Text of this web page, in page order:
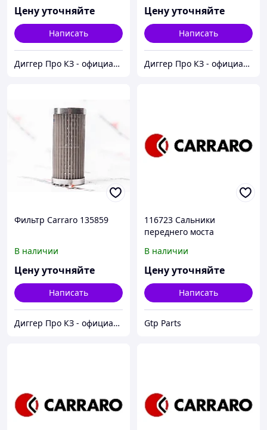
Цену уточняйте
Написать
Диггер Про КЗ - официальный представитель CARRARO и DANA SPICER
Цену уточняйте
Написать
Диггер Про КЗ - официальный представитель CARRARO и DANA SPICER
Фильтр Carraro 135859
В наличии
Цену уточняйте
Написать
Диггер Про КЗ - официальный представитель CARRARO и DANA SPICER
116723 Сальники
переднего моста
В наличии
Цену уточняйте
Написать
Gtp Parts